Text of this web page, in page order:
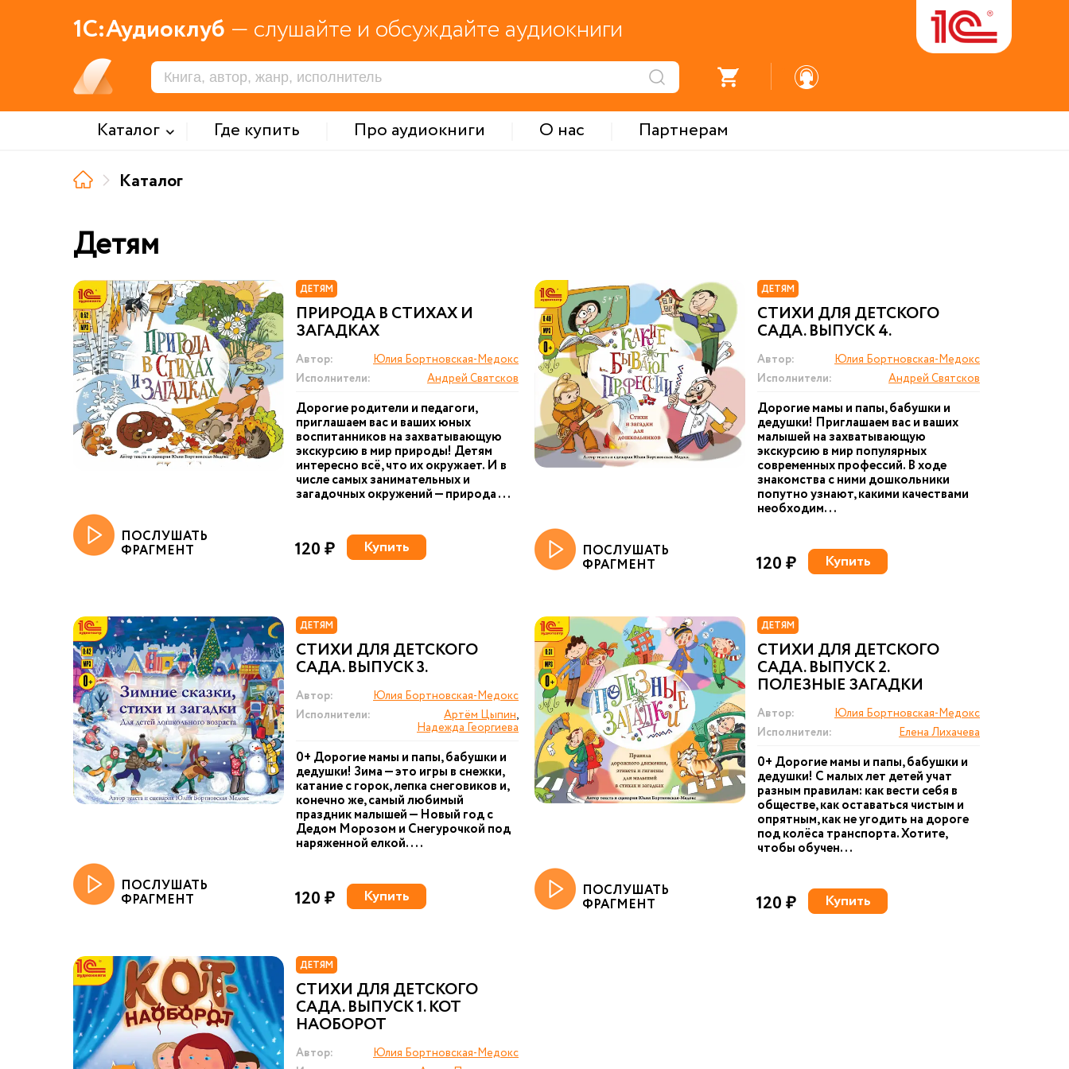
1С:Аудиоклуб — слушайте и обсуждайте аудиокниги
Каталог Где купить Про аудиокниги О нас
Партнерам
Каталог
Детям
ДЕТЯМ
ПРИРОДА В СТИХАХ И
ЗАГАДКАХ
Автор:
Юлия Бортновская-Медокс
Исполнители:
Андрей Святсков
Дорогие родители и педагоги,
приглашаем вас и ваших юных
воспитанников на захватывающую
экскурсию в мир природы! Детям
интересно всё, что их окружает. И в
числе самых занимательных и
загадочных окружений — природа ...
ПОСЛУШАТЬ
ФРАГМЕНТ 120 ₽ Купить
ДЕТЯМ
СТИХИ ДЛЯ ДЕТСКОГО
САДА. ВЫПУСК 4.
Автор:
Юлия Бортновская-Медокс
Исполнители:
Андрей Святсков
Дорогие мамы и папы, бабушки и
дедушки! Приглашаем вас и ваших
малышей на захватывающую
экскурсию в мир популярных
современных профессий. В ходе
знакомства с ними дошкольники
попутно узнают, какими качествами
необходим...
ПОСЛУШАТЬ
ФРАГМЕНТ 120 ₽ Купить
ДЕТЯМ
СТИХИ ДЛЯ ДЕТСКОГО
САДА. ВЫПУСК 3.
Автор:
Юлия Бортновская-Медокс
Исполнители:
Артём Цыпин,
Надежда Георгиева
0+ Дорогие мамы и папы, бабушки и
дедушки! Зима — это игры в снежки,
катание с горок, лепка снеговиков и,
конечно же, самый любимый
праздник малышей — Новый год с
Дедом Морозом и Снегурочкой под
наряженной елкой....
ПОСЛУШАТЬ
ФРАГМЕНТ 120 ₽ Купить
ДЕТЯМ
СТИХИ ДЛЯ ДЕТСКОГО
САДА. ВЫПУСК 2.
ПОЛЕЗНЫЕ ЗАГАДКИ
Автор:
Юлия Бортновская-Медокс
Исполнители:
Елена Лихачева
0+ Дорогие мамы и папы, бабушки и
дедушки! С малых лет детей учат
разным правилам: как вести себя в
обществе, как оставаться чистым и
опрятным, как не угодить на дороге
под колёса транспорта. Хотите,
чтобы обучен...
ПОСЛУШАТЬ
ФРАГМЕНТ 120 ₽ Купить
ДЕТЯМ
СТИХИ ДЛЯ ДЕТСКОГО
САДА. ВЫПУСК 1. КОТ
НАОБОРОТ
Автор:
Юлия Бортновская-Медокс